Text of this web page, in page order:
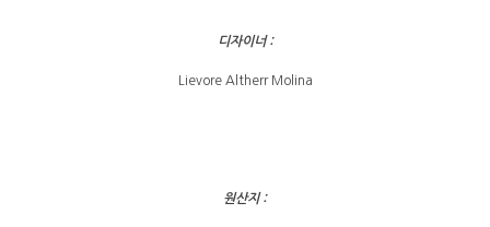
디자이너 :
Lievore Altherr Molina
원산지 :